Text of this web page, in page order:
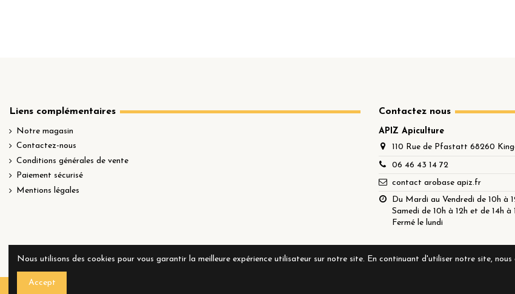
Liens complémentaires
Notre magasin
Contactez-nous
Conditions générales de vente
Paiement sécurisé
Mentions légales
Contactez nous
APIZ Apiculture
110 Rue de Pfastatt 68260
06 46 43 14 72
contact arobase apiz.fr
Du Mardi au Vendredi de 10h à
Samedi de 10h à 12h et de 14h à
Fermé le lundi
Nous utilisons des cookies pour vous garantir la meilleure expérience utilisateur sur notre site. En continuant d'utiliser notre site,
Accept